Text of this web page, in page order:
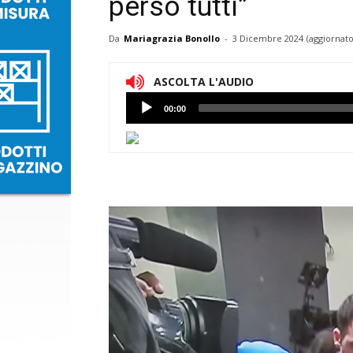
perso tutti”
Da Mariagrazia Bonollo - 3 Dicembre 2024
ASCOLTA L'AUDIO
Lettore
Audio
00:00